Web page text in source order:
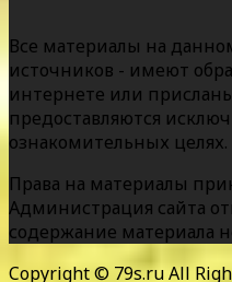
Все материалы на
источников - имеют
интернете или
предоставляются
ознакомительных целях.
Права на материалы
Администрация сайта
содержание материала
Copyright © 79s.ru All